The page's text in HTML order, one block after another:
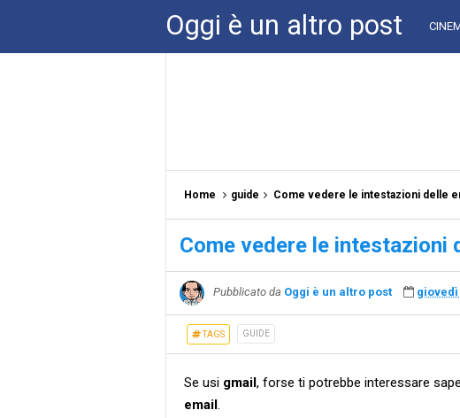
Oggi è un altro post
Home guide Come vedere le intestazioni delle
Come vedere le intestazioni
Pubblicato da Oggi è un altro post giovedì
TAGS GUIDE
Se usi gmail, forse ti potrebbe interessare
email.